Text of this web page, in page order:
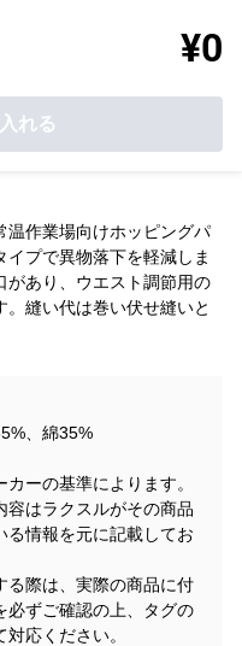
¥0
れる
温作業場向けホッピングパ
プで異物落下を軽減しま
があり、ウエスト調節用の
縫い代は巻い伏せ縫いと
、綿35%
カーの基準によります。
容はラクスルがその商品
る情報を元に記載してお
る際は、実際の商品に付
必ずご確認の上、タグの
応ください。